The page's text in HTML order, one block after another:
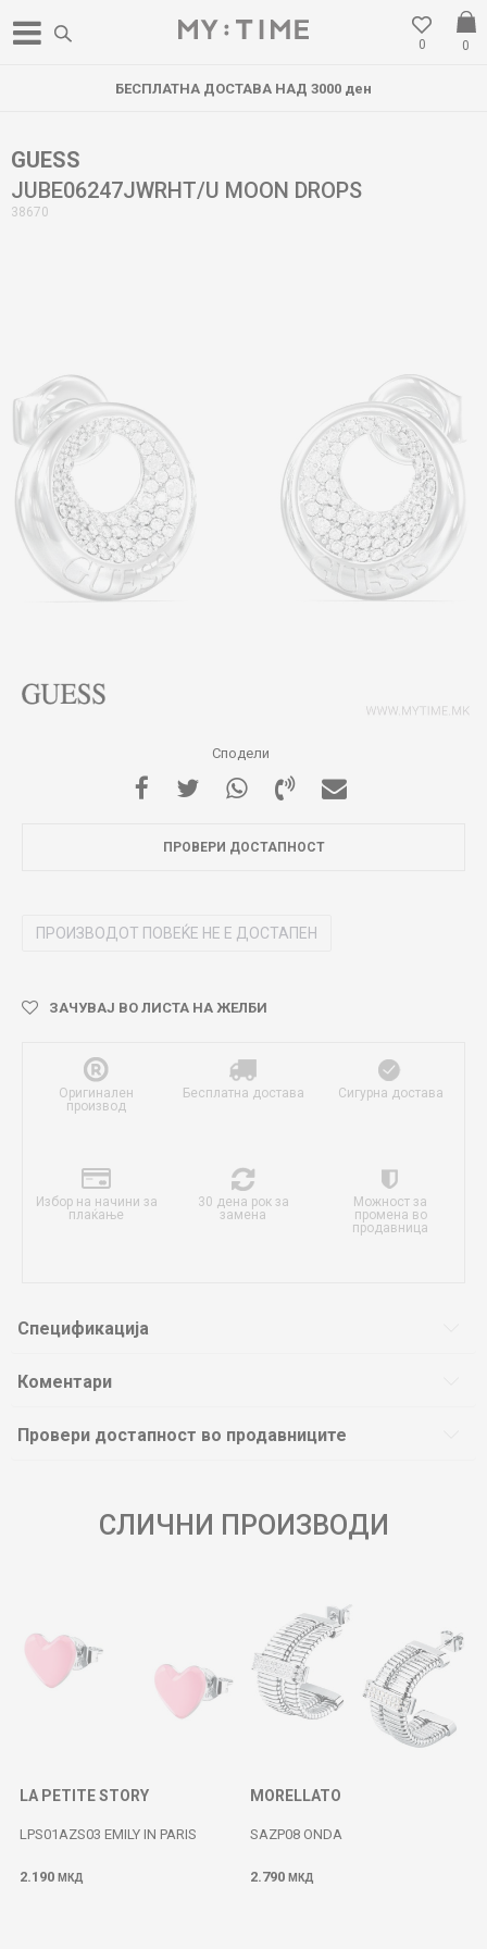
0
0
БЕСПЛАТНА ДОСТАВА НАД 3000 ден
GUESS
JUBE06247JWRHT/U MOON DROPS
38670
Сподели
ПРОВЕРИ ДОСТАПНОСТ
ПРОИЗВОДОТ ПОВЕЌЕ НЕ Е ДОСТАПЕН
ЗАЧУВАЈ ВО ЛИСТА НА ЖЕЛБИ
Оригинален
производ
Бесплатна достава Сигурна достава
Избор на начини за
плаќање
30 дена рок за
замена
Можност за
промена во
продавница
Спецификација
Коментари
Провери достапност во продавниците
СЛИЧНИ ПРОИЗВОДИ
LA PETITE STORY
LPS01AZS03 EMILY IN PARIS
2.190 МКД
MORELLATO
SAZP08 ONDA
2.790 МКД